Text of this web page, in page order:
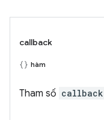
callback
hàm
Tham số callback